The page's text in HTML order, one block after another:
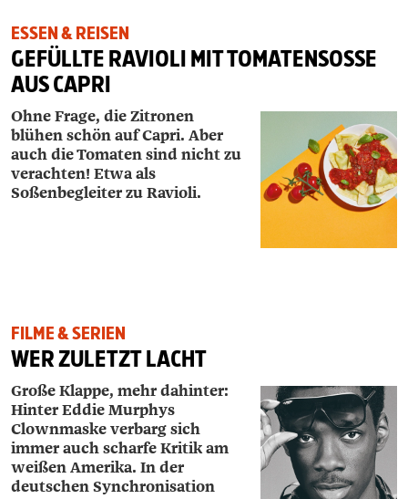
ESSEN & REISEN
GEFÜLLTE RAVIOLI MIT TOMATENSOSSE A
US CAPRI
Ohne Frage, die Zitronen
blühen schön auf Capri. Aber
auch die Tomaten sind nicht zu
verachten! Etwa als
Soßenbegleiter zu Ravioli.
FILME & SERIEN
WER ZULETZT LACHT
Große Klappe, mehr dahinter:
Hinter Eddie Murphys
Clownmaske verbarg sich
immer auch scharfe Kritik am
weißen Amerika. In der
deutschen Synchronisation